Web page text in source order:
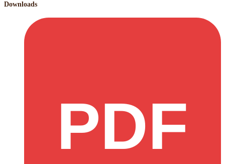
Downloads
PDF